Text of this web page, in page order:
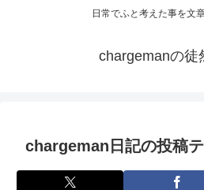
日常でふと考えた事を文
chargemanの徒
chargeman日記の投稿